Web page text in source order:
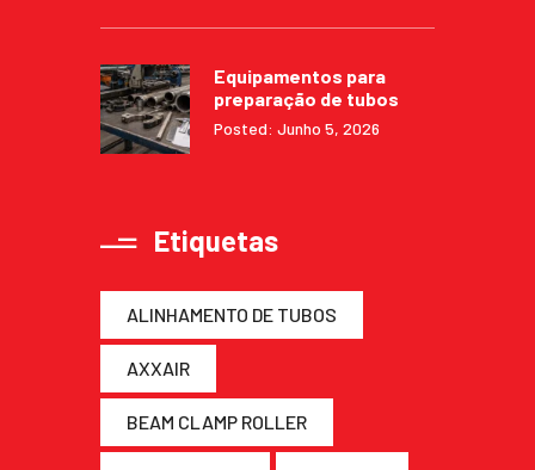
Equipamentos para
preparação de tubos
Posted: Junho 5, 2026
Etiquetas
ALINHAMENTO DE TUBOS
AXXAIR
BEAM CLAMP ROLLER